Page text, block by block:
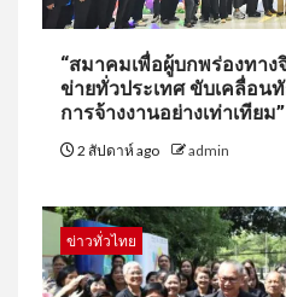
“สมาคมเพื่อผู้บกพร่องทาง
ข่ายทั่วประเทศ ขับเคลื่อน
การจ้างงานอย่างเท่าเทียม”
2 สัปดาห์ ago admin
ข่าวทั่วไทย